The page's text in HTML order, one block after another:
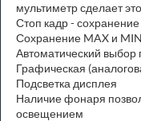
мультиметр сделает
Стоп кадр -
Сохранение MAX и
Автоматический
Графическая
Подсветка дисплея
Наличие фонаря
освещением